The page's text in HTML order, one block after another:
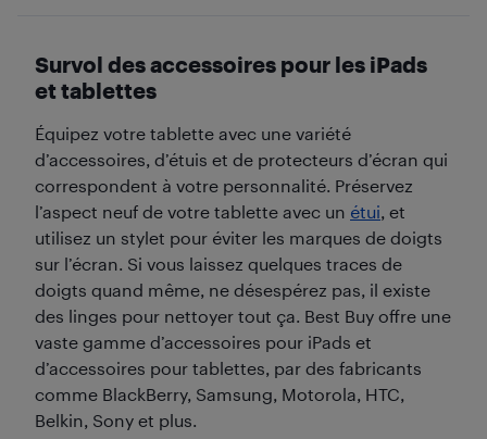
Survol des accessoires pour les iPads
et tablettes
Équipez votre tablette avec une variété
d’accessoires, d’étuis et de protecteurs d’écran qui
correspondent à votre personnalité. Préservez
l’aspect neuf de votre tablette avec un étui, et
utilisez un stylet pour éviter les marques de doigts
sur l’écran. Si vous laissez quelques traces de
doigts quand même, ne désespérez pas, il existe
des linges pour nettoyer tout ça. Best Buy offre une
vaste gamme d’accessoires pour iPads et
d’accessoires pour tablettes, par des fabricants
comme BlackBerry, Samsung, Motorola, HTC,
Belkin, Sony et plus.